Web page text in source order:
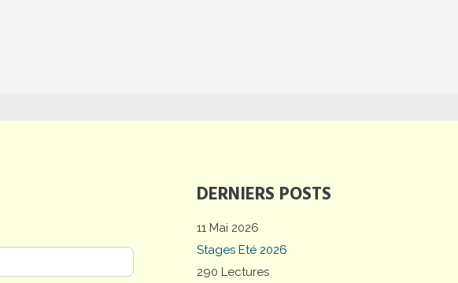
DERNIERS POSTS
11 Mai 2026
Stages Eté 2026
290 Lectures